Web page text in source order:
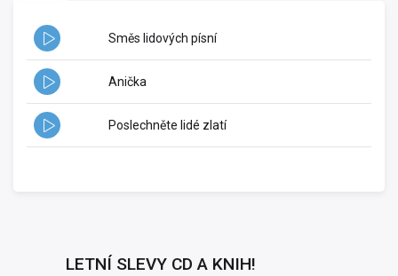
Směs lidových písní
Anička
Poslechněte lidé zlatí
LETNÍ SLEVY CD A KNIH!